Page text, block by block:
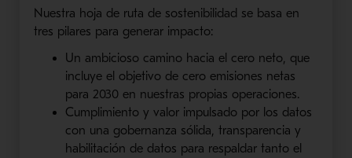
Nuestra hoja de ruta de sostenibilidad se basa en
tres pilares para generar impacto:
Un ambicioso camino hacia el cero neto, que
incluye el objetivo de cero emisiones netas
para 2030 en nuestras propias operaciones.
Cumplimiento y valor impulsado por los datos
con una gobernanza sólida, transparencia y
habilitación de datos para respaldar tanto el